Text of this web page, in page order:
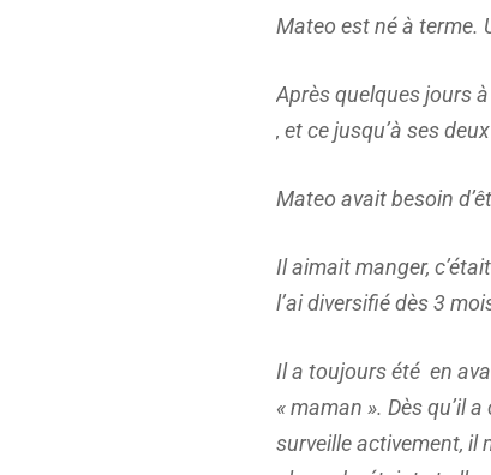
Mateo est né à terme.
Après quelques jours
, et ce jusqu’à ses
Mateo avait besoin
Il aimait manger,
l’ai diversifié dès 3
Il a toujours été en
« maman ». Dès qu’il
surveille activement, il